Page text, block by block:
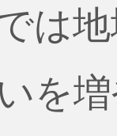
は
を